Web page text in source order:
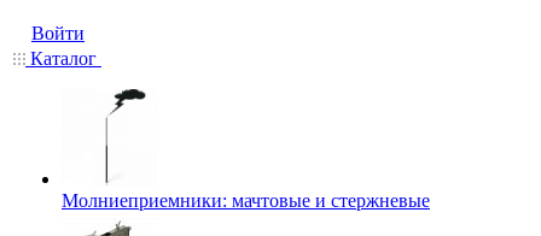
Войти
Каталог
Молниеприемники: мачтовые и стержневые